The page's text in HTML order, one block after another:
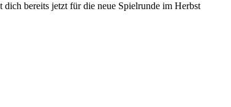
bereits jetzt für die neue Spielrunde im Herbst